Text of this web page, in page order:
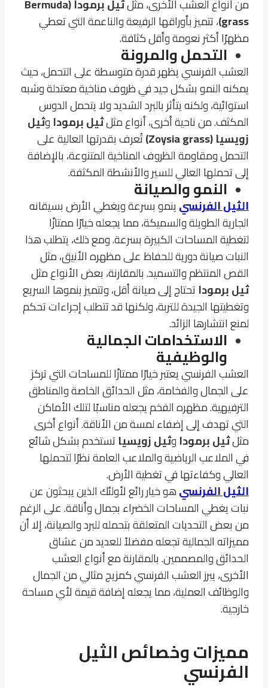
من أنواع العشب الأخرى، مثل
ثيل برمودا (Bermuda
grass)، تتميز بأوراقها الرفيعة والناعمة التي تعطي
مظهرًا أكثر نعومة وأقل كثافة.
التحمل والمرونة
العشب الفرنسي يظهر قدرة متوسطة على التحمل، حيث
يمكنه النمو بشكل جيد في ظروف مناخية معتدلة وشبه
استوائية، ولكنه يتأثر بالبرد الشديد ولا يتحمل الدوس
المكثف. من ناحية أخرى، أنواع مثلثيل برمودا وثيل
زويسيا (Zoysia grass)
تُعرف بقدرتها العالية على
التحمل ومقاومة الظروف المناخية المتنوعة، بالإضافة
إلى تحملها العالي للسير والأنشطة المكثفة.
النمو والصيانة
الثيل الفرنسيينمو بسرعة ويغطي الأرض بسيقانه
الجارية الطويلة والسميكة، مما يجعله خيارًا ممتازًا
لتغطية المساحات الكبيرة بسرعة. ومع ذلك، يتطلب هذا
النبات صيانة دورية للحفاظ على مظهره الأنيق، مثل
القص المنتظم والتسميد. بالمقارنة، بعض الأنواع مثل
ثيل برمودا تحتاج إلى صيانة أقل، وتتميز بنموها السريع
وتغطيتها الجيدة للتربة، ولكنها قد تتطلب إجراءات تحكم
لمنع انتشارها الزائد.
الاستخدامات الجمالية
والوظيفية
العشب الفرنسي يعتبر خيارًا ممتازًا للمساحات التي تركز
على الجمال والفخامة، مثل الحدائق الخاصة والمناطق
الترفيهية. مظهره الفخم يجعله مناسبًا لتلك الأماكن
التي تهدف إلى إضفاء لمسة من الأناقة. أنواع أخرى
مثلثيل برمودا وثيل زويسيا تستخدم بشكل شائع
في الملاعب الرياضية والملاعب العامة نظرًا لتحملها
العالي وكفاءتها في تغطية الأرض.
الثيل الفرنسيهو خيار رائع لأولئك الذين يبحثون عن
نبات يغطي المساحات الخضراء بجمال وأناقة. على الرغم
من بعض التحديات المتعلقة بتحمله للبرد والصيانة، إلا أن
مميزاته الجمالية تجعله مفضلاً للعديد من عشاق
الحدائق والمصممين. بالمقارنة مع أنواع العشب
الأخرى، يبرز العشب الفرنسي كمزيج مثالي من الجمال
والوظائف العملية، مما يجعله إضافة قيمة لأي مساحة
خارجية.
مميزات وخصائص الثيل
الفرنسي